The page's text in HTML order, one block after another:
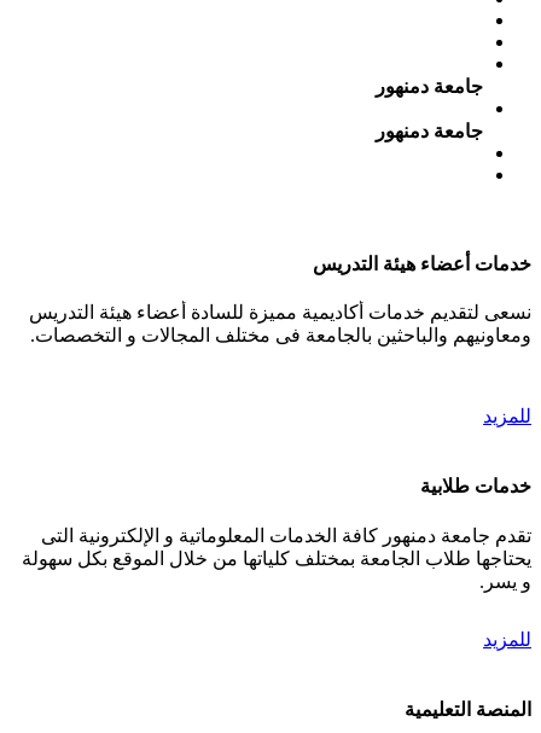
جامعة دمنهور
جامعة دمنهور
خدمات أعضاء هيئة التدريس
نسعى لتقديم خدمات أكاديمية مميزة للسادة أعضاء هيئة التدريس
ومعاونيهم والباحثين بالجامعة فى مختلف المجالات و التخصصات.
للمزيد
خدمات طلابية
تقدم جامعة دمنهور كافة الخدمات المعلوماتية و الإلكترونية التى
يحتاجها طلاب الجامعة بمختلف كلياتها من خلال الموقع بكل سهولة
و يسر.
للمزيد
المنصة التعليمية